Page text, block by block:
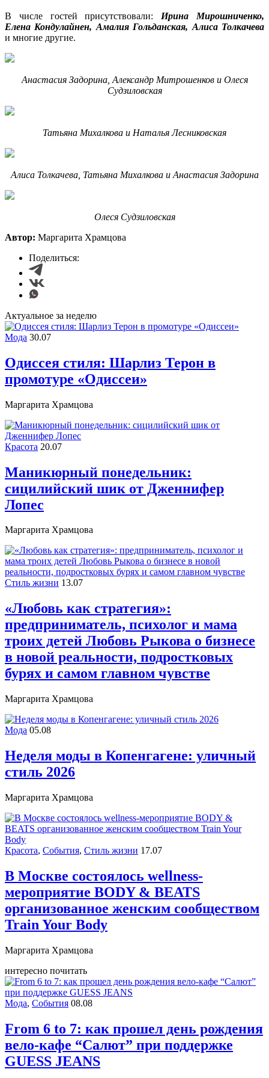
В числе гостей присутствовали: Ирина Мирошниченко,
Елена Кондулайнен, Амалия Гольданская, Алиса Толкачева
и многие другие.
Анастасия Задорина, Александр Митрошенков и Олеся
Судзиловская
Татьяна Михалкова и Наталья Лесниковская
Алиса Толкачева, Татьяна Михалкова и Анастасия Задорина
Олеся Судзиловская
Автор: Маргарита Храмцова
Поделиться:
Актуальное за неделю
Мода 30.07
Одиссея стиля: Шарлиз Терон в
промотуре «Одиссеи»
Маргарита Храмцова
Красота 20.07
Маникюрный понедельник:
сицилийский шик от Дженнифер
Лопес
Маргарита Храмцова
Стиль жизни 13.07
«Любовь как стратегия»:
предприниматель, психолог и мама
троих детей Любовь Рыкова о бизнесе
в новой реальности, подростковых
бурях и самом главном чувстве
Маргарита Храмцова
Мода 05.08
Неделя моды в Копенгагене: уличный
стиль 2026
Маргарита Храмцова
Красота, События, Стиль жизни 17.07
В Москве состоялось wellness-
мероприятие BODY & BEATS
организованное женским сообществом
Train Your Body
Маргарита Храмцова
интересно почитать
Мода, События 08.08
From 6 to 7: как прошел день рождения
вело-кафе “Салют” при поддержке
GUESS JEANS